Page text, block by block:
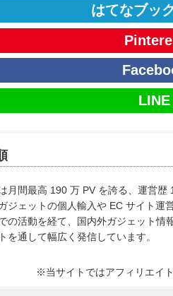
はてなブッ
LINE
月間最高 190 万 PV を誇る、運営歴
ジェットの個人輸入や EC サイト運
の活動を経て、国内外ガジェット情
を通して幅広く発信しています。
※当サイトではアフィリエイ